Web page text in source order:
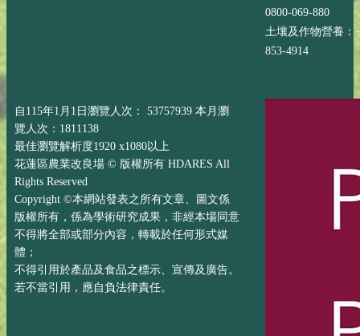
0800-069-880
土壤及作物營養：
853-4914
自115年1月1日瀏覽人次： 53757939 本月瀏
覽人次：1811138
最佳瀏覽解析度1920 x1080以上
花蓮區農業改良場 © 版權所有 HDARES All
Rights Reserved
Copyright ©本網站發表之所有文章、圖文係
版權所有，係為學術研究成果，非經本場同意
不得將全部或部分內容，轉載於任何形式媒
體；
不得引用於產品及食品之標示、宣傳及廣告。
若不當引用，應自負法律責任。